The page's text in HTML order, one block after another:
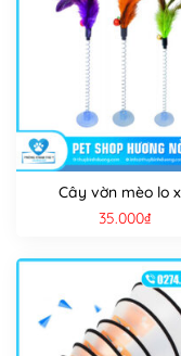
Cây vờn mèo lo
35.000₫